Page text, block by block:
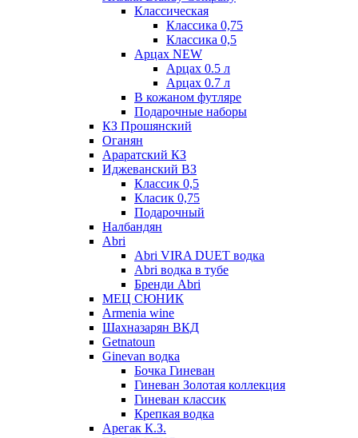
Классическая
Классика 0,75
Классика 0,5
Арцах NEW
Арцах 0.5 л
Арцах 0.7 л
В кожаном футляре
Подарочные наборы
КЗ Прошянский
Оганян
Араратский КЗ
Иджеванский ВЗ
Классик 0,5
Класик 0,75
Подарочный
Налбандян
Abri
Abri VIRA DUET водка
Abri водка в тубе
Бренди Abri
МЕЦ СЮНИК
Armenia wine
Шахназарян ВКД
Getnatoun
Ginevan водка
Бочка Гиневан
Гиневан Золотая коллекция
Гиневан классик
Крепкая водка
Арегак К.З.